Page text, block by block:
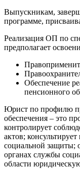
Выпускникам,
программе,
Реализация ОП по
предполагает
Обеспечение
пенсионного
Юрист по профилю
обеспечения – это
контролирует
актов;
социальной защиты;
органах службы
области